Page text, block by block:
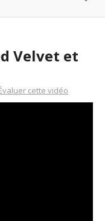
Velvet et
cette vidéo